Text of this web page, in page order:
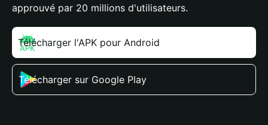
approuvé par 20 millions d'utilisateurs.
Télécharger l'APK pour Android
Télécharger sur Google Play